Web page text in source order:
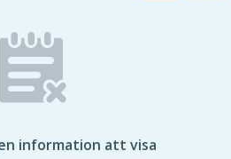
information att visa